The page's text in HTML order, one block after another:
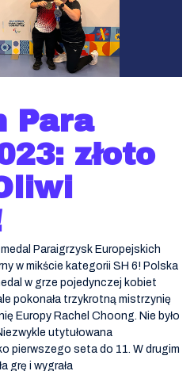
Para
złoto
Paraigrzysk Europejskich
w mikście kategorii SH 6! Polska
w grze pojedynczej kobiet
pokonała trzykrotną mistrzynię
Europy Rachel Choong. Nie było
utytułowana
pierwszego seta do 11. W drugim
grę i wygrała